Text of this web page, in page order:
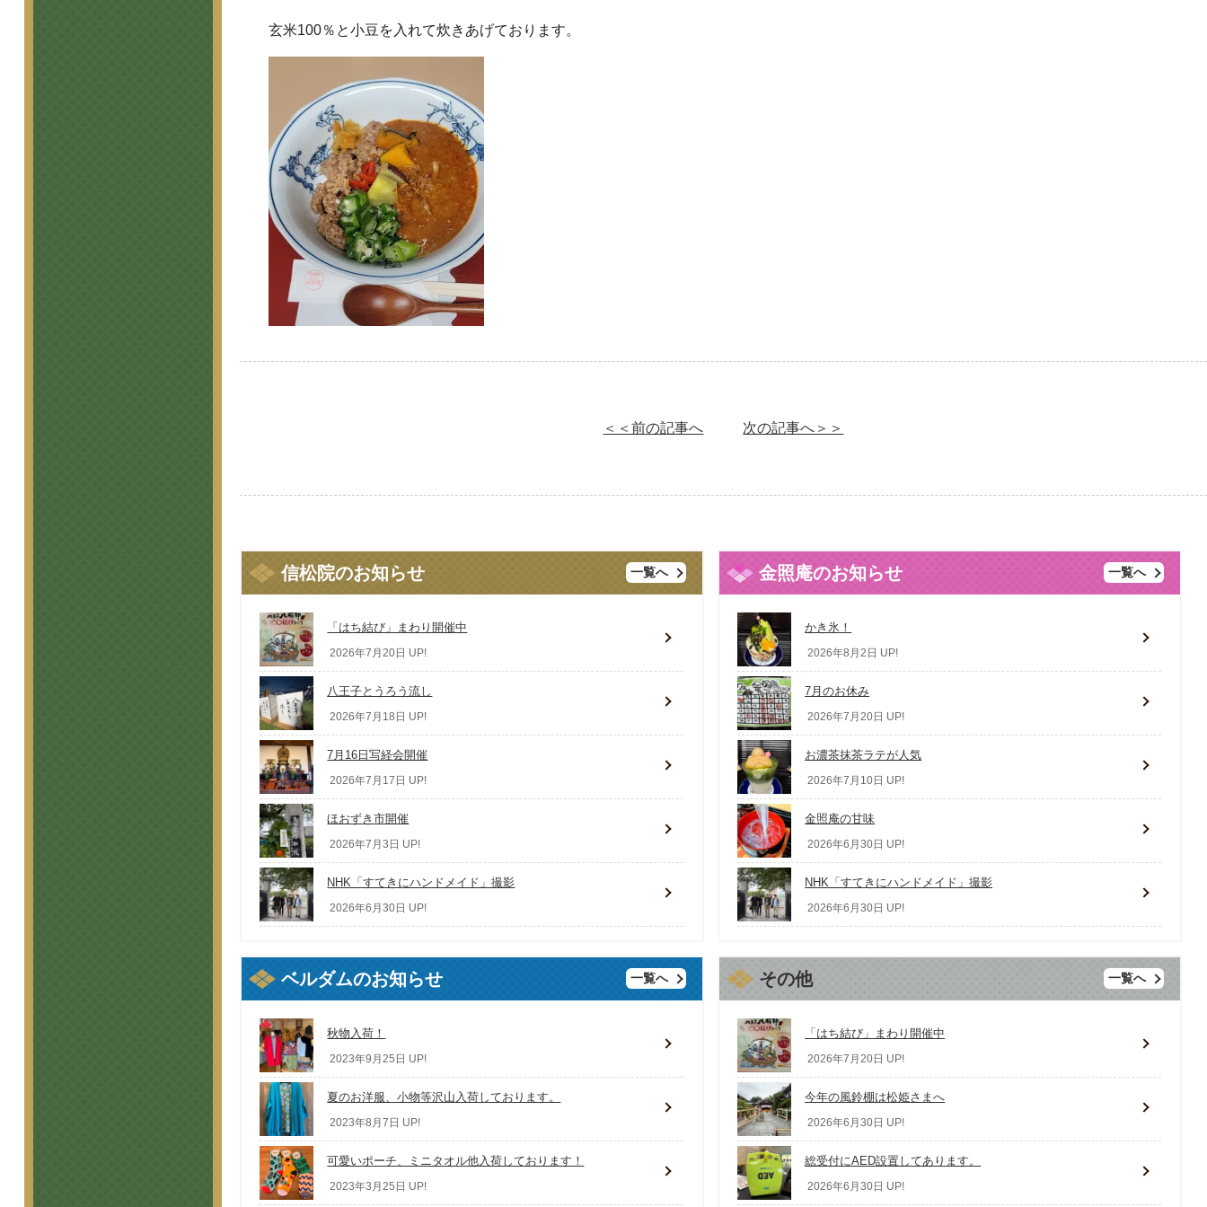
玄米100％と小豆を入れて炊きあげております。
＜＜前の記事へ 次の記事へ＞＞
信松院のお知らせ 一覧へ
「はち結び」まわり開催中
2026年7月20日 UP!
八王子とうろう流し
2026年7月18日 UP!
7月16日写経会開催
2026年7月17日 UP!
ほおずき市開催
2026年7月3日 UP!
NHK「すてきにハンドメイド」撮影
2026年6月30日 UP!
金照庵のお知らせ 一覧へ
かき氷！
2026年8月2日 UP!
7月のお休み
2026年7月20日 UP!
お濃茶抹茶ラテが人気
2026年7月10日 UP!
金照庵の甘味
2026年6月30日 UP!
NHK「すてきにハンドメイド」撮影
2026年6月30日 UP!
ベルダムのお知らせ 一覧へ
秋物入荷！
2023年9月25日 UP!
夏のお洋服、小物等沢山入荷しております。
2023年8月7日 UP!
可愛いポーチ、ミニタオル他入荷しております！
2023年3月25日 UP!
その他 一覧へ
「はち結び」まわり開催中
2026年7月20日 UP!
今年の風鈴棚は松姫さまへ
2026年6月30日 UP!
総受付にAED設置してあります。
2026年6月30日 UP!